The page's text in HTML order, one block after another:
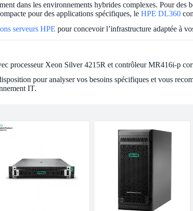
dans les environnements hybrides complexes. Pour des
pour des applications spécifiques, le HPE DL360
serveurs HPE pour concevoir l’infrastructure adaptée à
processeur Xeon Silver 4215R et contrôleur MR416i-p
pour analyser vos besoins spécifiques et vous
IT.